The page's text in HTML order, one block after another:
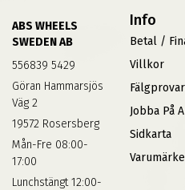
ABS WHEELS
SWEDEN AB
556839 5429
Göran Hammarsjös
Väg 2
19572 Rosersberg
Mån-Fre 08:00-
17:00
Lunchstängt 12:00-
Info
Betal /
Villkor
Jobba På
Sidkarta